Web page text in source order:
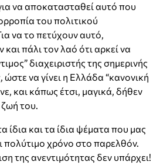
να αποκατασταθεί αυτό που
του πολιτικού
να το πετύχουν αυτό,
πάλι τον λαό ότι αρκεί να
διαχειριστής της σημερινής
να γίνει η Ελλάδα “κανονική
και κάπως έτσι, μαγικά, δήθεν
ζωή του.
ίδια και τα ίδια ψέματα που μας
πολύτιμο χρόνο στο παρελθόν.
της ανεντιμότητας δεν υπάρχει!